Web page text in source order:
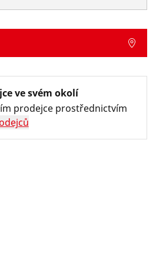
ve svém okolí
prodejce prostřednictvím